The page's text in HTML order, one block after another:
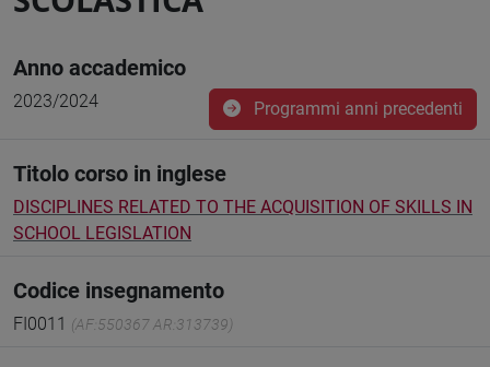
Anno accademico
2023/2024 Programmi anni precedenti
Titolo corso in inglese
DISCIPLINES RELATED TO THE ACQUISITION OF SKILLS IN
SCHOOL LEGISLATION
Codice insegnamento
FI0011 (AF:550367 AR:313739)